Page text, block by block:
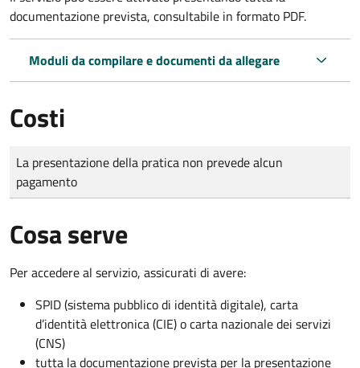
documentazione prevista, consultabile in formato PDF.
Moduli da compilare e documenti da allegare
Costi
Tipo di pagamento
Importo
La presentazione della pratica non prevede alcun
pagamento
Cosa serve
Per accedere al servizio, assicurati di avere:
SPID (sistema pubblico di identità digitale), carta
d’identità elettronica (CIE) o carta nazionale dei servizi
(CNS)
tutta la documentazione prevista per la presentazione